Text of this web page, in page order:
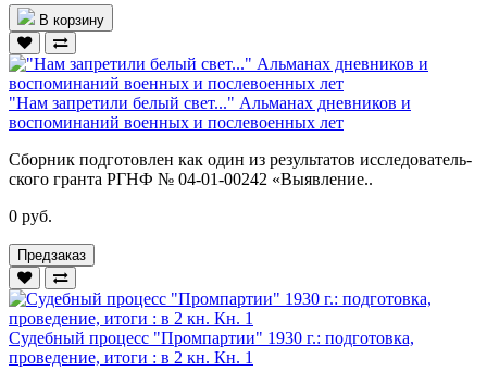
В корзину
"Нам запретили белый свет..." Альманах дневников и
воспоминаний военных и послевоенных лет
Сборник подготовлен как один из результатов исследователь­
ского гранта РГНФ № 04-01-00242 «Выявление..
0 руб.
Предзаказ
Судебный процесс "Промпартии" 1930 г.: подготовка,
проведение, итоги : в 2 кн. Кн. 1